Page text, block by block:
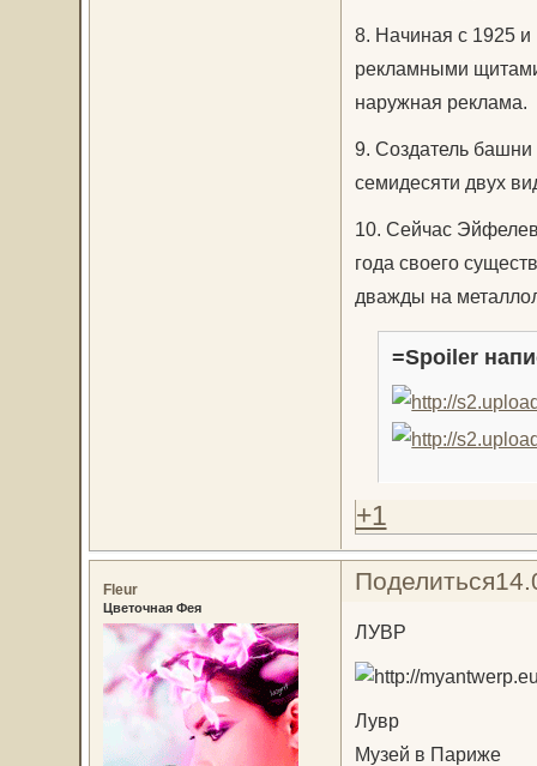
8. Начиная с 1925
рекламными
наружная реклама.
9. Создатель башни
семидесяти двух
10. Сейчас
года своего
дважды на
=Spoiler
+1
Поделиться
Fleur
Цветочная Фея
ЛУВР
Лувр
Музей в Париже